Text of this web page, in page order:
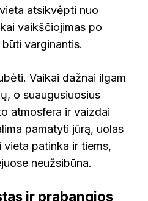
atsikvėpti nuo
vaikščiojimas po
varginantis.
Vaikai dažnai ilgam
o suaugusiuosius
atmosfera ir vaizdai
pamatyti jūrą, uolas
patinka ir tiems,
neužsibūna.
ir prabangios